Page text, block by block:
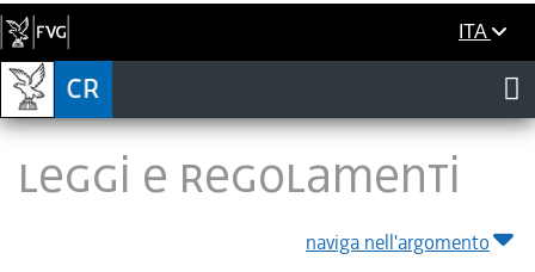
ITA
LEGGI E REGOLAMENTI
naviga nell'argomento